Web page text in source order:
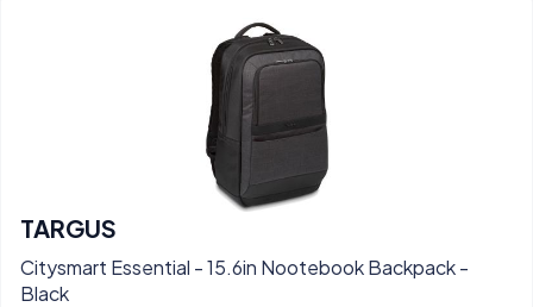
TARGUS
Citysmart Essential - 15.6in Nootebook Backpack -
Black